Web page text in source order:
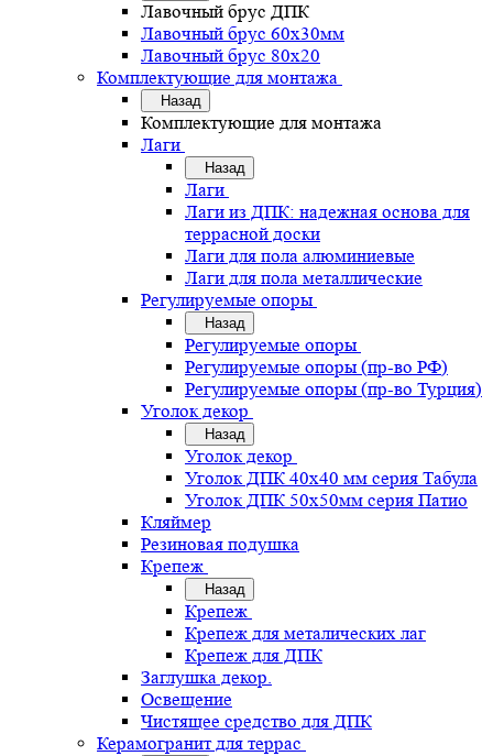
Лавочный брус ДПК
Лавочный брус 60х30мм
Лавочный брус 80х20
Комплектующие для монтажа
Назад
Комплектующие для монтажа
Лаги
Назад
Лаги
Лаги из ДПК: надежная основа для
террасной доски
Лаги для пола алюминиевые
Лаги для пола металлические
Регулируемые опоры
Назад
Регулируемые опоры
Регулируемые опоры (пр-во РФ)
Регулируемые опоры (пр-во Турция)
Уголок декор
Назад
Уголок декор
Уголок ДПК 40х40 мм серия Табула
Уголок ДПК 50х50мм серия Патио
Кляймер
Резиновая подушка
Крепеж
Назад
Крепеж
Крепеж для металических лаг
Крепеж для ДПК
Заглушка декор.
Освещение
Чистящее средство для ДПК
Керамогранит для террас